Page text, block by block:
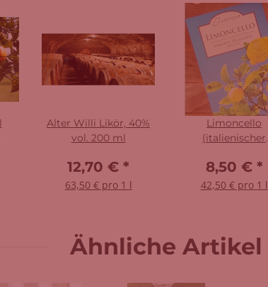
Alter Willi Likör, 40%
vol. 200 ml
12,70 € *
63,50 € pro 1 l
Limoncello
(italienischer
Sizilien 200 ml
8,50 € *
42,50 € pro 1 l
Ähnliche Artikel